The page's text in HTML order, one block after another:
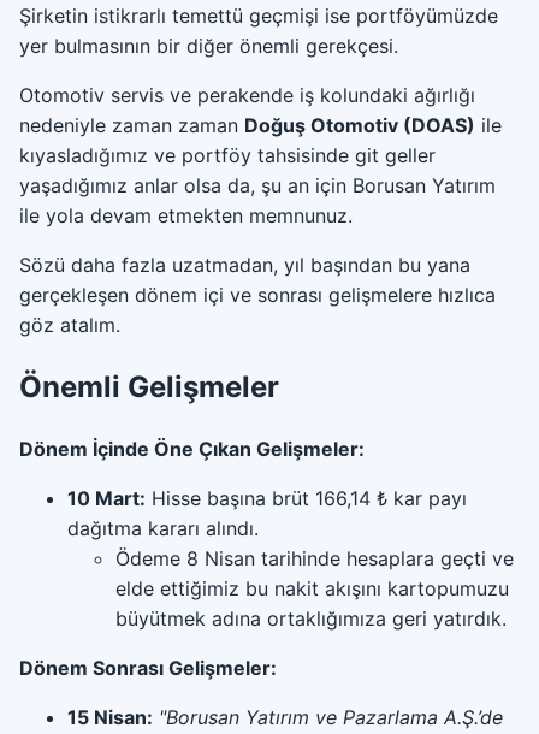
Şirketin istikrarlı temettü geçmişi ise portföyümüzde
yer bulmasının bir diğer önemli gerekçesi.
Otomotiv servis ve perakende iş kolundaki ağırlığı
nedeniyle zaman zaman Doğuş Otomotiv (DOAS) ile
kıyasladığımız ve portföy tahsisinde git geller
yaşadığımız anlar olsa da, şu an için Borusan Yatırım
ile yola devam etmekten memnunuz.
Sözü daha fazla uzatmadan, yıl başından bu yana
gerçekleşen dönem içi ve sonrası gelişmelere hızlıca
göz atalım.
Önemli Gelişmeler
Dönem İçinde Öne Çıkan Gelişmeler:
10 Mart: Hisse başına brüt 166,14 ₺ kar payı
dağıtma kararı alındı.
Ödeme 8 Nisan tarihinde hesaplara geçti ve
elde ettiğimiz bu nakit akışını kartopumuzu
büyütmek adına ortaklığımıza geri yatırdık.
Dönem Sonrası Gelişmeler:
15 Nisan: "Borusan Yatırım ve Pazarlama A.Ş.’de